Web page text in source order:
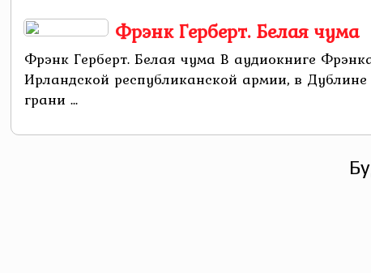
Фрэнк Герберт. Белая чума
Фрэнк Герберт. Белая чума В аудиокниге
Ирландской республиканской армии, в
грани ...